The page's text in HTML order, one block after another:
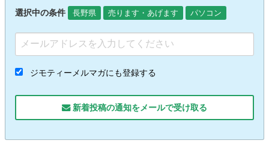
選択中の条件 長野県 売ります・あげます パソコン
ジモティーメルマガにも登録する
新着投稿の通知をメールで受け取る